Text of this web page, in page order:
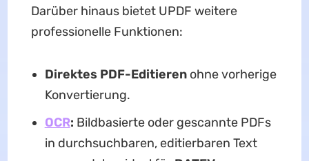
Darüber hinaus bietet UPDF weitere
professionelle Funktionen:
Direktes PDF-Editierenohne vorherige
Konvertierung.
OCR: Bildbasierte oder gescannte PDFs
in durchsuchbaren, editierbaren Text